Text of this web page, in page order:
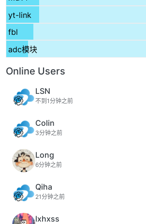
yt-link
fbl
adc模块
Online Users
LSN
不到1分钟之前
Colin
3分钟之前
Long
6分钟之前
Qiha
21分钟之前
lxhxss